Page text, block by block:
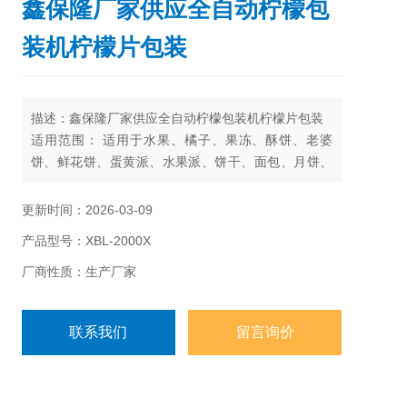
鑫保隆厂家供应全自动柠檬包
装机柠檬片包装
描述：鑫保隆厂家供应全自动柠檬包装机柠檬片包装
适用范围： 适用于水果、橘子、果冻、酥饼、老婆
饼、鲜花饼、蛋黄派、水果派、饼干、面包、月饼、
类固态物体的包装。
更新时间：2026-03-09
产品型号：XBL-2000X
厂商性质：生产厂家
联系我们 留言询价